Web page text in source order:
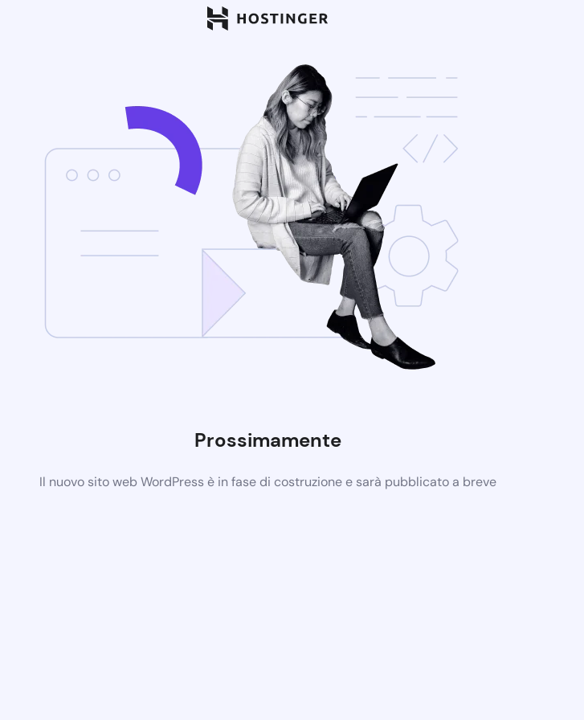
Prossimamente
Il nuovo sito web WordPress è in fase di costruzione e sarà pubblicato a breve